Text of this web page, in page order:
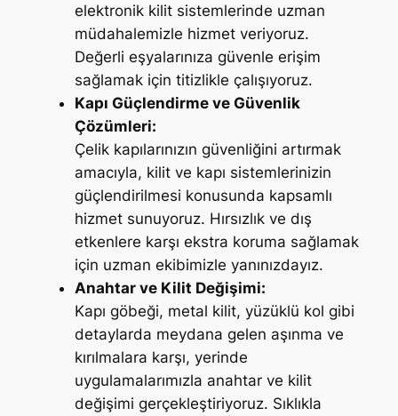
elektronik kilit sistemlerinde uzman
müdahalemizle hizmet veriyoruz.
Değerli eşyalarınıza güvenle erişim
sağlamak için titizlikle çalışıyoruz.
Kapı Güçlendirme ve Güvenlik
Çözümleri:
Çelik kapılarınızın güvenliğini artırmak
amacıyla, kilit ve kapı sistemlerinizin
güçlendirilmesi konusunda kapsamlı
hizmet sunuyoruz. Hırsızlık ve dış
etkenlere karşı ekstra koruma sağlamak
için uzman ekibimizle yanınızdayız.
Anahtar ve Kilit Değişimi:
Kapı göbeği, metal kilit, yüzüklü kol gibi
detaylarda meydana gelen aşınma ve
kırılmalara karşı, yerinde
uygulamalarımızla anahtar ve kilit
değişimi gerçekleştiriyoruz. Sıklıkla